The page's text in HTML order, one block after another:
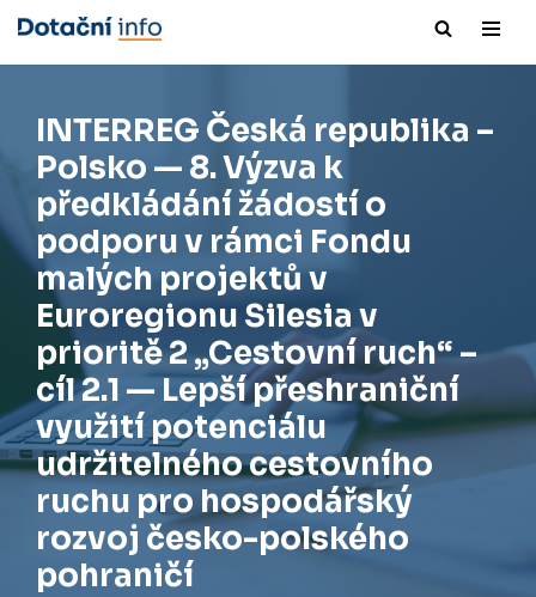
Přeskočit
obsah
INTERREG Česká republika –
Polsko — 8. Výzva k
předkládání žádostí o
podporu v rámci Fondu
malých projektů v
Euroregionu Silesia v
prioritě 2 „Cestovní ruch“ –
cíl 2.1 — Lepší přeshraniční
využití potenciálu
udržitelného cestovního
ruchu pro hospodářský
rozvoj česko-polského
pohraničí